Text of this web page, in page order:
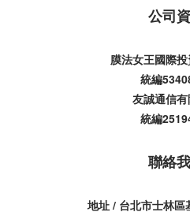
公司
膜法女王國際
統編
友誠通信
統編
聯絡
地址 / 台北市士林區